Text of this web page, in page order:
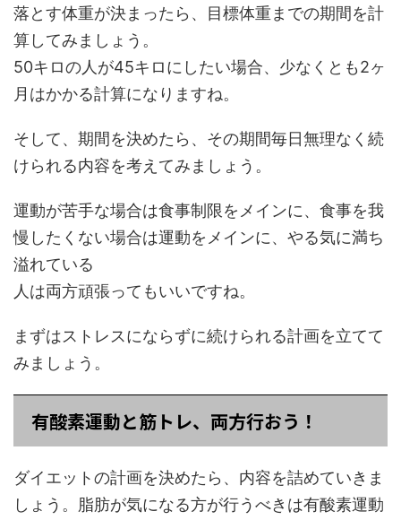
落とす体重が決まったら、目標体重までの期間を計
算してみましょう。
50キロの人が45キロにしたい場合、少なくとも2ヶ
月はかかる計算になりますね。
そして、期間を決めたら、その期間毎日無理なく続
けられる内容を考えてみましょう。
運動が苦手な場合は食事制限をメインに、食事を我
慢したくない場合は運動をメインに、やる気に満ち
溢れている
人は両方頑張ってもいいですね。
まずはストレスにならずに続けられる計画を立てて
みましょう。
有酸素運動と筋トレ、両方行おう！
ダイエットの計画を決めたら、内容を詰めていきま
しょう。脂肪が気になる方が行うべきは有酸素運動